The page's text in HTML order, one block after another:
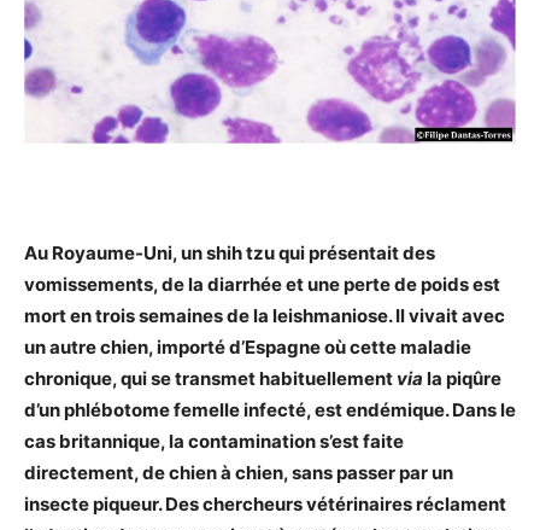
Au Royaume-Uni, un shih tzu qui présentait des
vomissements, de la diarrhée et une perte de poids est
mort en trois semaines de la leishmaniose. Il vivait avec
un autre chien, importé d’Espagne où cette maladie
chronique, qui se transmet habituellement via la piqûre
d’un phlébotome femelle infecté, est endémique. Dans le
cas britannique, la contamination s’est faite
directement, de chien à chien, sans passer par un
insecte piqueur. Des chercheurs vétérinaires réclament